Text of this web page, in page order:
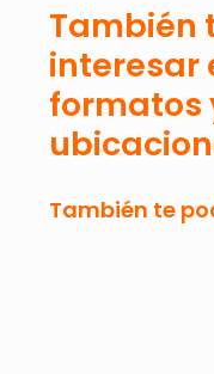
También
interesar
formatos
También te